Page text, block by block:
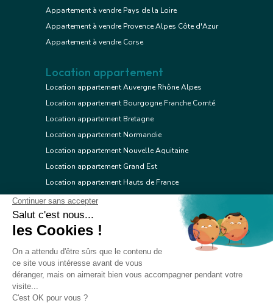
Appartement à vendre Pays de la Loire
Appartement à vendre Provence Alpes Côte d'Azur
Appartement à vendre Corse
Location appartement
Location appartement Auvergne Rhône Alpes
Location appartement Bourgogne Franche Comté
Location appartement Bretagne
Location appartement Normandie
Location appartement Nouvelle Aquitaine
Location appartement Grand Est
Location appartement Hauts de France
Location appartement Ile de France
Location appartement Centre Val de Loire
Location appartement Occitanie
Location appartement Provence Alpes Côte d'Azur
Location appartement Corse